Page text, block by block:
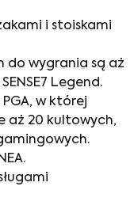
i stoiskami
do wygrania są aż
SENSE7 Legend.
PGA, w której
aż 20 kultowych,
.
.